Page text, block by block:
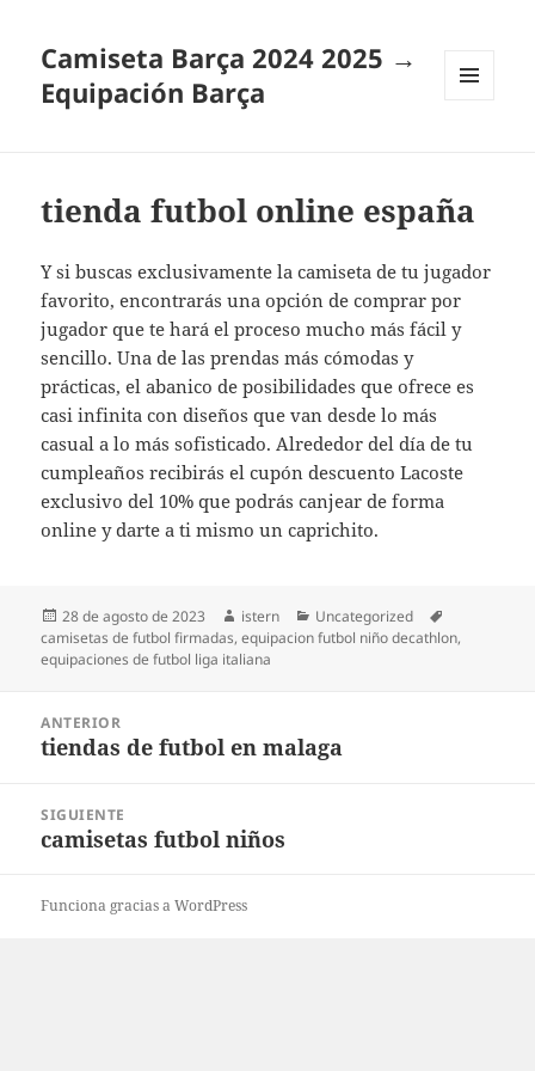
Camiseta Barça 2024 2025 →
Equipación Barça
tienda futbol online españa
Y si buscas exclusivamente la camiseta de tu jugador
favorito, encontrarás una opción de comprar por
jugador que te hará el proceso mucho más fácil y
sencillo. Una de las prendas más cómodas y
prácticas, el abanico de posibilidades que ofrece es
casi infinita con diseños que van desde lo más
casual a lo más sofisticado. Alrededor del día de tu
cumpleaños recibirás el cupón descuento Lacoste
exclusivo del 10% que podrás canjear de forma
online y darte a ti mismo un caprichito.
Publicado
el
28 de agosto de 2023 Autor
istern Categorías
Uncategorized
camisetas de futbol firmadas,equipacion futbol niño decathlon,
equipaciones de futbol liga italiana
entradas
ANTERIOR
Entrada
tiendas de futbol en malaga
SIGUIENTE
Entrada
camisetas futbol niños
Funciona gracias a WordPress